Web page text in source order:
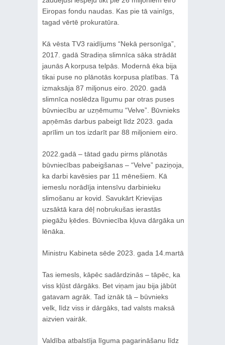
Eiropas fondu naudas. Kas pie tā vainīgs,
tagad vērtē prokuratūra.
Kā vēsta TV3 raidījums “Nekā personīga”,
2017. gadā Stradiņa slimnīca sāka strādāt
jaunās A korpusa telpās. Modernā ēka bija
tikai puse no plānotās korpusa platības. Tā
izmaksāja 87 miljonus eiro. 2020. gadā
slimnīca noslēdza līgumu par otras puses
būvniecību ar uzņēmumu “Velve”. Būvnieks
apņēmās darbus pabeigt līdz 2023. gada
aprīlim un tos izdarīt par 88 miljoniem eiro.
2022.gadā – tātad gadu pirms plānotās
būvniecības pabeigšanas – “Velve” paziņoja,
ka darbi kavēsies par 11 mēnešiem. Kā
iemeslu norādīja intensīvu darbinieku
slimošanu ar kovid. Savukārt Krievijas
uzsāktā kara dēļ nobrukušas ierastās
piegāžu ķēdes. Būvniecība kļuva dārgāka un
lēnāka.
Ministru Kabineta sēde 2023. gada 14.martā
Tas iemesls, kāpēc sadārdzinās – tāpēc, ka
viss kļūst dārgāks. Bet viņam jau bija jābūt
gatavam agrāk. Tad iznāk tā – būvnieks
velk, līdz viss ir dārgāks, tad valsts maksā
aizvien vairāk.
Valdība atbalstīja līguma pagarināšanu līdz